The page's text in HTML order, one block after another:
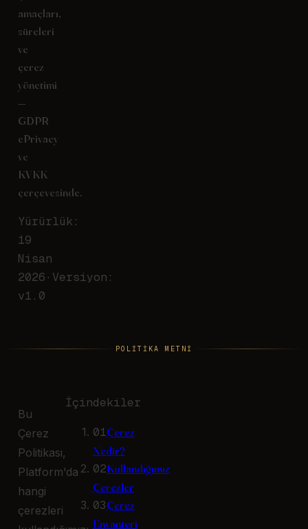
amaçları,
süreleri
ve
çerez
yönetimi
—
GDPR
ePrivacy
ve
KVKK
çerçevesinde.
Yürürlük:
19
Nisan
2026 · Versiyon:
v1.0
POLİTİKA METNİ
Bu
Çerez
Politikası,
Platform'da
hangi
çerezleri
İçindekiler
01Çerez
Nedir?
02Kullandığımız
Çerezler
03Çerez
Envanteri